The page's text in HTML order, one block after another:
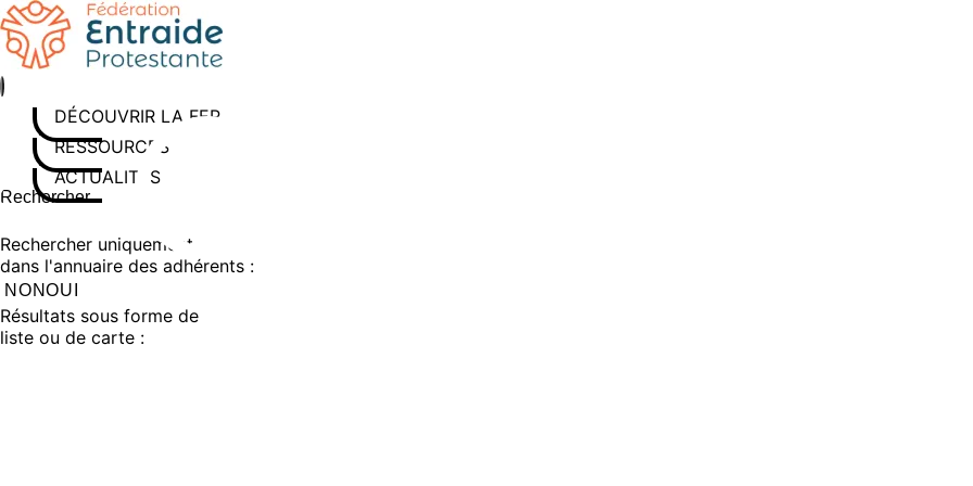
Aller
au
contenu
DÉCOUVRIR LA FEP
RESSOURCES
ACTUALITÉS
Rechercher sur le site
Saisissez au moins 3 caractères pour lancer la recherche
Rechercher uniquement
dans l'annuaire des adhérents :
NONOUI
Résultats sous forme de
liste ou de carte :